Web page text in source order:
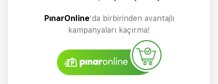
PınarOnline’da birbirinden avantajlı
kampanyaları kaçırma!